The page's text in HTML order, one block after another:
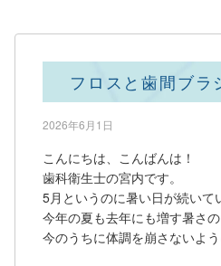
フロスと歯間ブラ
2026年6月1日
こんにちは、こんばんは！
歯科衛生士の宮内です。
5月というのに暑い日が続いて
今年の夏も去年にも増す暑さの
今のうちに体調を崩さないよ